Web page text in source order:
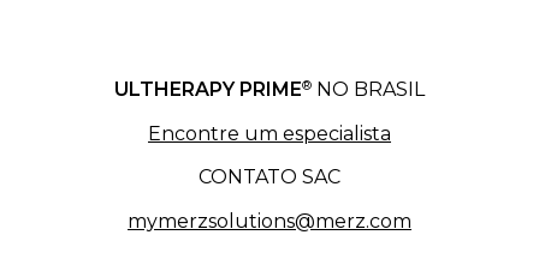
ULTHERAPY PRIME® NO BRASIL
Encontre um especialista
CONTATO SAC
mymerzsolutions@merz.com